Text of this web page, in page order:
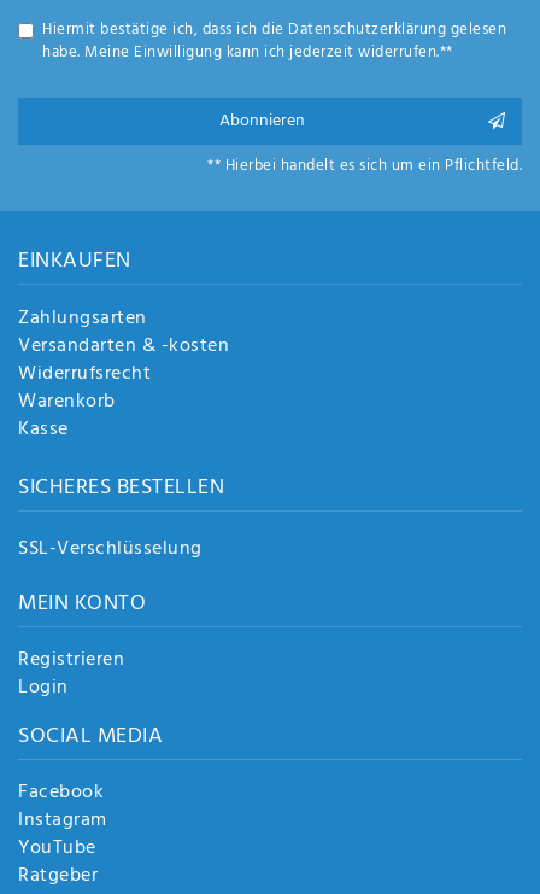
Anf
rag
e
Hiermit bestätige ich, dass ich die Daten­schutz­erklärunggelesen
habe. Meine Einwilligung kann ich jederzeit widerrufen.**
Abonnieren
** Hierbei handelt es sich um ein Pflichtfeld.
EINKAUFEN
Zahlungsarten
Versandarten & -kosten
Widerrufsrecht
Warenkorb
Kasse
SICHERES BESTELLEN
SSL-Verschlüsselung
MEIN KONTO
Registrieren
Login
SOCIAL MEDIA
Facebook
Instagram
YouTube
Ratgeber